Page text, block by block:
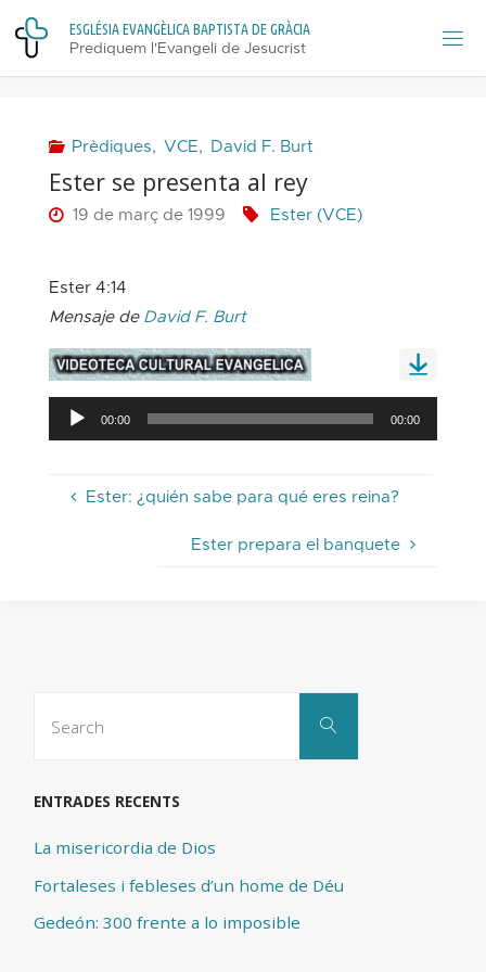
Skip
content
ESGLÉSIAEVANGÈLICABAPTISTADE GRÀCIA
Prediquem l'Evangeli de Jesucrist
Prèdiques, VCE, David F. Burt
Ester se presenta al rey
19 de març de 1999 Ester (VCE)
Ester 4:14
Mensaje de David F. Burt
Reproductor
d'àudio
00:00 00:00
Ester: ¿quién sabe para qué eres reina?
Ester prepara el banquete
Search
ENTRADES RECENTS
La misericordia de Dios
Fortaleses i febleses d’un home de Déu
Gedeón: 300 frente a lo imposible